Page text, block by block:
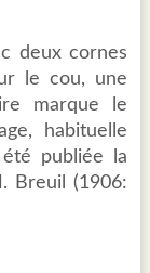
deux cornes
le cou, une
marque le
habituelle
publiée la
Breuil (1906: